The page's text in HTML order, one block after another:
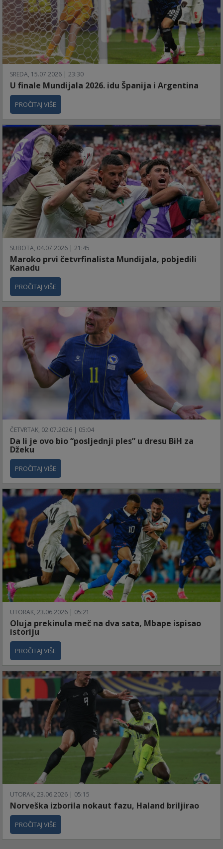
SREDA, 15.07.2026 | 23:30
U finale Mundijala 2026. idu Španija i Argentina
PROČITAJ VIŠE
SUBOTA, 04.07.2026 | 21:45
Maroko prvi četvrfinalista Mundijala, pobjedili
Kanadu
PROČITAJ VIŠE
ČETVRTAK, 02.07.2026 | 05:04
Da li je ovo bio “posljednji ples” u dresu BiH za
Džeku
PROČITAJ VIŠE
UTORAK, 23.06.2026 | 05:21
Oluja prekinula meč na dva sata, Mbape ispisao
istoriju
PROČITAJ VIŠE
UTORAK, 23.06.2026 | 05:15
Norveška izborila nokaut fazu, Haland briljirao
PROČITAJ VIŠE